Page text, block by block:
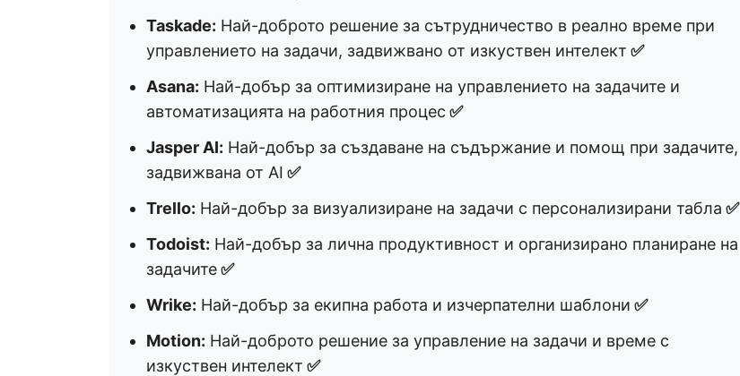
Taskade: Най-доброто решение за сътрудничество в реално време при
управлението на задачи, задвижвано от изкуствен интелект ✅
Asana: Най-добър за оптимизиране на управлението на задачите и
автоматизацията на работния процес ✅
Jasper AI: Най-добър за създаване на съдържание и помощ при задачите,
задвижвана от AI ✅
Trello: Най-добър за визуализиране на задачи с персонализирани табла ✅
Todoist: Най-добър за лична продуктивност и организирано планиране на
задачите✅
Wrike: Най-добър за екипна работа и изчерпателни шаблони ✅
Motion: Най-доброто решение за управление на задачи и време с
изкуствен интелект ✅